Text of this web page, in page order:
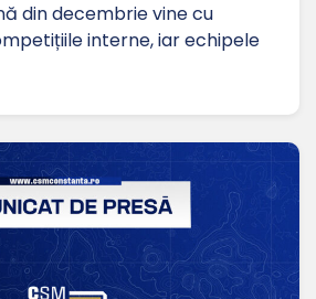
din decembrie vine cu
interne, iar echipele